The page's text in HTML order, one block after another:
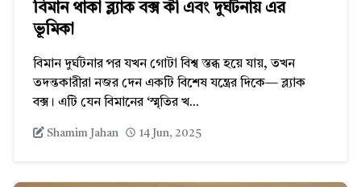
বিমান থাকা ব্ল্যাক বক্স কী এবং দুর্ঘটনায় এর
ভূমিকা
বিমান দুর্ঘটনার পর যখন গোটা বিশ্ব স্তব্ধ হয়ে যায়, তখন
তদন্তকারীরা নজর দেন একটি বিশেষ যন্ত্রের দিকে— ব্ল্যাক
বক্স। এটি যেন বিমানের ‘স্মৃতির খ...
Shamim Jahan 14 Jun, 2025